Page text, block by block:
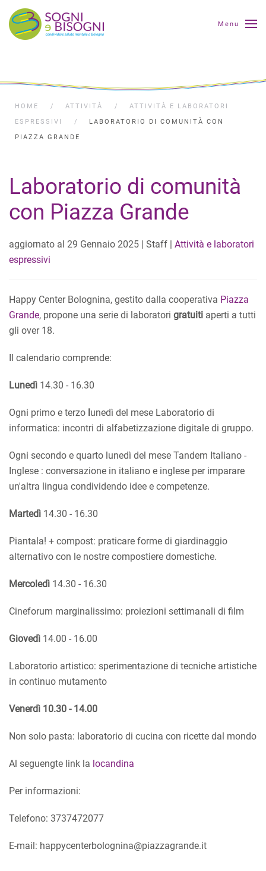
Menu
HOME ATTIVITÀ
ATTIVITÀ E LABORATORI
ESPRESSIVI
LABORATORIO DI COMUNITÀ CON
PIAZZA GRANDE
Laboratorio di comunità
con Piazza Grande
aggiornato al 29 Gennaio 2025 | Staff | Attività e laboratori
espressivi
Happy Center Bolognina, gestito dalla cooperativa Piazza
Grande, propone una serie di laboratori gratuiti aperti a tutti
gli over 18.
Il calendario comprende:
Lunedì 14.30 - 16.30
Ogni primo e terzo lunedì del mese Laboratorio di
informatica: incontri di alfabetizzazione digitale di gruppo.
Ogni secondo e quarto lunedì del mese Tandem Italiano -
Inglese : conversazione in italiano e inglese per imparare
un'altra lingua condividendo idee e competenze.
Martedì 14.30 - 16.30
Piantala! + compost: praticare forme di giardinaggio
alternativo con le nostre compostiere domestiche.
Mercoledì 14.30 - 16.30
Cineforum marginalissimo: proiezioni settimanali di film
Giovedì 14.00 - 16.00
Laboratorio artistico: sperimentazione di tecniche artistiche
in continuo mutamento
Venerdì 10.30 - 14.00
Non solo pasta: laboratorio di cucina con ricette dal mondo
Al seguengte link la locandina
Per informazioni:
Telefono: 3737472077
E-mail: happycenterbolognina@piazzagrande.it